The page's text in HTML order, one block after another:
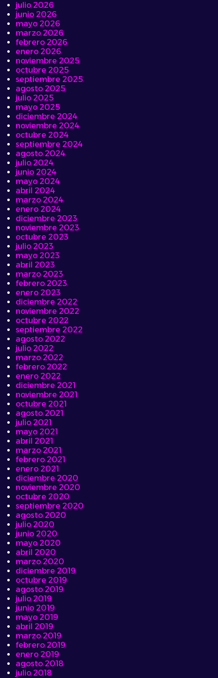
julio 2026
junio 2026
mayo 2026
marzo 2026
febrero 2026
enero 2026
noviembre 2025
octubre 2025
septiembre 2025
agosto 2025
julio 2025
mayo 2025
diciembre 2024
noviembre 2024
octubre 2024
septiembre 2024
agosto 2024
julio 2024
junio 2024
mayo 2024
abril 2024
marzo 2024
enero 2024
diciembre 2023
noviembre 2023
octubre 2023
julio 2023
mayo 2023
abril 2023
marzo 2023
febrero 2023
enero 2023
diciembre 2022
noviembre 2022
octubre 2022
septiembre 2022
agosto 2022
julio 2022
marzo 2022
febrero 2022
enero 2022
diciembre 2021
noviembre 2021
octubre 2021
agosto 2021
julio 2021
mayo 2021
abril 2021
marzo 2021
febrero 2021
enero 2021
diciembre 2020
noviembre 2020
octubre 2020
septiembre 2020
agosto 2020
julio 2020
junio 2020
mayo 2020
abril 2020
marzo 2020
diciembre 2019
octubre 2019
agosto 2019
julio 2019
junio 2019
mayo 2019
abril 2019
marzo 2019
febrero 2019
enero 2019
agosto 2018
julio 2018